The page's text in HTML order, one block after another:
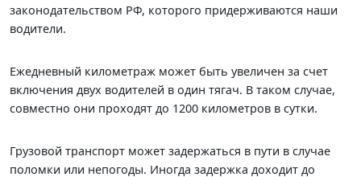
законодательством РФ, которого придерживаются наши
водители.
Ежедневный километраж может быть увеличен за счет
включения двух водителей в один тягач. В таком случае,
совместно они проходят до 1200 километров в сутки.
Грузовой транспорт может задержаться в пути в случае
поломки или непогоды. Иногда задержка доходит до